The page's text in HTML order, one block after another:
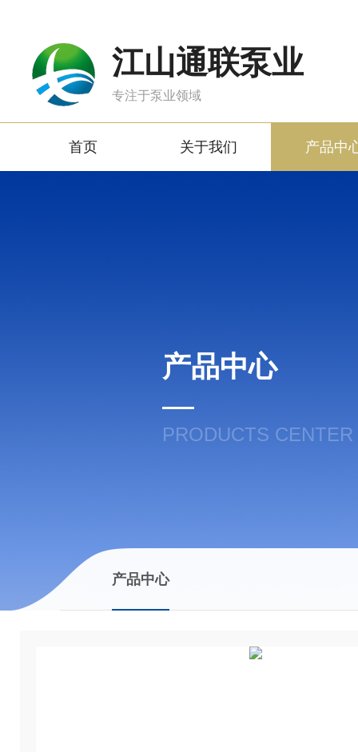
江山通联泵业
专注于泵业领域
首页 关于我们 产品中
产品中心
PRODUCTS CENTER
产品中心